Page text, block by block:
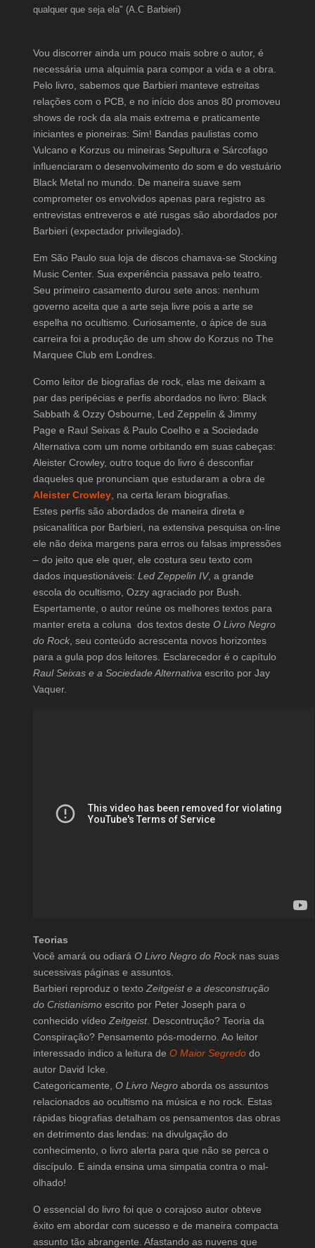
qualquer que seja ela" (A.C Barbieri)
Vou discorrer ainda um pouco mais sobre o autor, é
necessária uma alquimia para compor a vida e a obra.
Pelo livro, sabemos que Barbieri manteve estreitas
relações com o PCB, e no início dos anos 80 promoveu
shows de rock da ala mais extrema e praticamente
iniciantes e pioneiras: Sim! Bandas paulistas como
Vulcano e Korzus ou mineiras Sepultura e Sárcofago
influenciaram o desenvolvimento do som e do vestuário
Black Metal no mundo. De maneira suave sem
comprometer os envolvidos apenas para registro as
entrevistas entreveros e até rusgas são abordados por
Barbieri (expectador privilegiado).
Em São Paulo sua loja de discos chamava-se Stocking
Music Center. Sua experiência passava pelo teatro.
Seu primeiro casamento durou sete anos: nenhum
governo aceita que a arte seja livre pois a arte se
espelha no ocultismo. Curiosamente, o ápice de sua
carreira foi a produção de um show do Korzus no The
Marquee Club em Londres.
Como leitor de biografias de rock, elas me deixam a
par das peripécias e perfis abordados no livro: Black
Sabbath & Ozzy Osbourne, Led Zeppelin & Jimmy
Page e Raul Seixas & Paulo Coelho e a Sociedade
Alternativa com um nome orbitando em suas cabeças:
Aleister Crowley, outro toque do livro é desconfiar
daqueles que pronunciam que estudaram a obra de
Aleister Crowley, na certa leram biografias.
Estes perfis são abordados de maneira direta e
psicanalítica por Barbieri, na extensiva pesquisa on-line
ele não deixa margens para erros ou falsas impressões
– do jeito que ele quer, ele costura seu texto com
dados inquestionáveis: Led Zeppelin IV, a grande
escola do ocultismo, Ozzy agraciado por Bush.
Espertamente, o autor reúne os melhores textos para
manter ereta a coluna dos textos deste O Livro Negro
do Rock, seu conteúdo acrescenta novos horizontes
para a gula pop dos leitores. Esclarecedor é o capítulo
Raul Seixas e a Sociedade Alternativa escrito por Jay
Vaquer.
Teorias
Você amará ou odiará O Livro Negro do Rocknas suas
sucessivas páginas e assuntos.
Barbieri reproduz o texto Zeitgeist e a desconstrução
do Cristianismoescrito por Peter Joseph para o
conhecido vídeo Zeitgeist. Descontrução? Teoria da
Conspiração? Pensamento pós-moderno. Ao leitor
interessado indico a leitura de O Maior Segredodo
autor David Icke.
Categoricamente, O Livro Negroaborda os assuntos
relacionados ao ocultismo na música e no rock. Estas
rápidas biografias detalham os pensamentos das obras
en detrimento das lendas: na divulgação do
conhecimento, o livro alerta para que não se perca o
discípulo. E ainda ensina uma simpatia contra o mal-
olhado!
O essencial do livro foi que o corajoso autor obteve
êxito em abordar com sucesso e de maneira compacta
assunto tão abrangente. Afastando as nuvens que